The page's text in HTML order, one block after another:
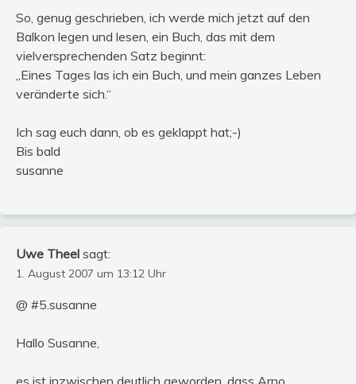
So, genug geschrieben, ich werde mich jetzt auf den
Balkon legen und lesen, ein Buch, das mit dem
vielversprechenden Satz beginnt:
„Eines Tages las ich ein Buch, und mein ganzes Leben
veränderte sich.“
Ich sag euch dann, ob es geklappt hat;-)
Bis bald
susanne
Uwe Theel sagt:
1. August 2007 um 13:12 Uhr
@ #5.susanne
Hallo Susanne,
es ist inzwischen deutlich geworden, dass Arno